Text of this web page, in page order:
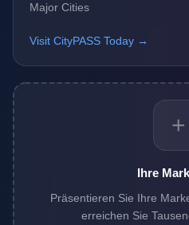
Major Cities
Visit CityPASS Today →
+
Ihre
Präsentieren Sie Ihre
erreichen Sie